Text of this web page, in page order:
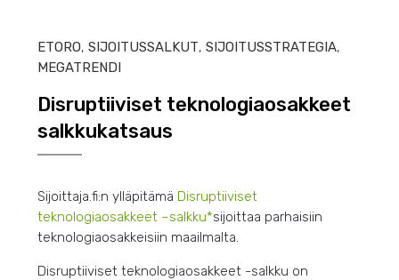
ETORO,SIJOITUSSALKUT,SIJOITUSSTRATEGIA,
MEGATRENDI
Disruptiiviset teknologiaosakkeet
salkkukatsaus
Sijoittaja.fi:n ylläpitämä Disruptiiviset
teknologiaosakkeet –salkku*sijoittaa parhaisiin
teknologiaosakkeisiin maailmalta.
Disruptiiviset teknologiaosakkeet -salkku on